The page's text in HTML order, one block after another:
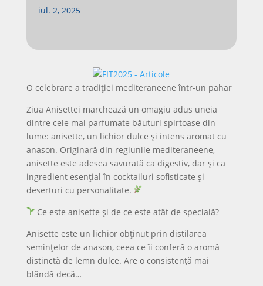
iul. 2, 2025
O celebrare a tradiției mediteraneene într-un pahar
Ziua Anisettei marchează un omagiu adus uneia
dintre cele mai parfumate băuturi spirtoase din
lume: anisette, un lichior dulce și intens aromat cu
anason. Originară din regiunile mediteraneene,
anisette este adesea savurată ca digestiv, dar și ca
ingredient esențial în cocktailuri sofisticate și
deserturi cu personalitate.
Ce este anisette și de ce este atât de specială?
Anisette este un lichior obținut prin distilarea
semințelor de anason, ceea ce îi conferă o aromă
distinctă de lemn dulce. Are o consistență mai
blândă decâ…